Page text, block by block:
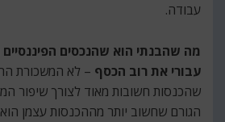
עבודה.
מה שהבנתי הוא שהנכסים
עבורי את רוב הכסף – לא המשכורת
שהכנסות חשובות מאוד לצורך שיפור
הגורם שחשוב יותר מההכנסות עצמן